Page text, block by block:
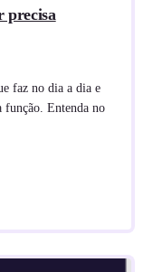
precisa
faz no dia a dia e
função. Entenda no